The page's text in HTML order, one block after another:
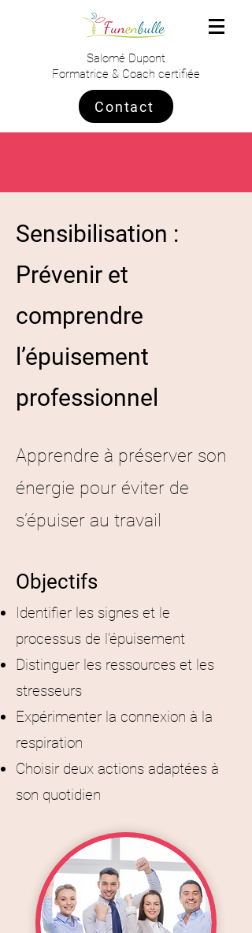
Salomé Dupont
Formatrice & Coach certifiée
Contact
Sensibilisation :
Prévenir et
comprendre
l’épuisement
professionnel
Apprendre à préserver son
énergie pour éviter de
s’épuiser au travail
Objectifs
Identifier les signes et le
processus de l’épuisement
Distinguer les ressources et les
stresseurs
Expérimenter la connexion à la
respiration
Choisir deux actions adaptées à
son quotidien